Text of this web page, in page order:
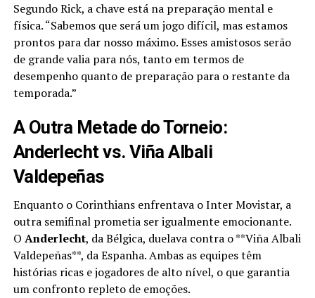
Segundo Rick, a chave está na preparação mental e
física. “Sabemos que será um jogo difícil, mas estamos
prontos para dar nosso máximo. Esses amistosos serão
de grande valia para nós, tanto em termos de
desempenho quanto de preparação para o restante da
temporada.”
A Outra Metade do Torneio:
Anderlecht vs. Viña Albali
Valdepeñas
Enquanto o Corinthians enfrentava o Inter Movistar, a
outra semifinal prometia ser igualmente emocionante.
O Anderlecht, da Bélgica, duelava contra o **Viña Albali
Valdepeñas**, da Espanha. Ambas as equipes têm
histórias ricas e jogadores de alto nível, o que garantia
um confronto repleto de emoções.